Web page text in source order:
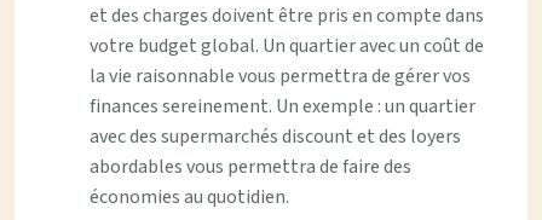
et des charges doivent être pris en compte dans
votre budget global. Un quartier avec un coût de
la vie raisonnable vous permettra de gérer vos
finances sereinement. Un exemple : un quartier
avec des supermarchés discount et des loyers
abordables vous permettra de faire des
économies au quotidien.